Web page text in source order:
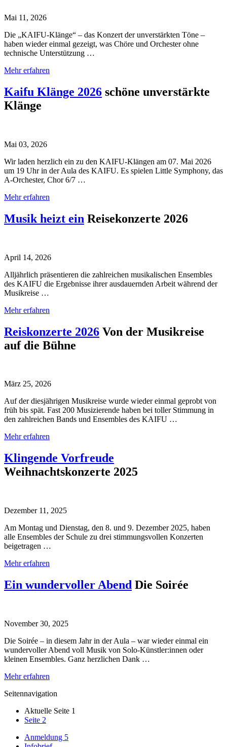
Mai 11, 2026
Die „KAIFU-Klänge“ – das Konzert der unverstärkten Töne –
haben wieder einmal gezeigt, was Chöre und Orchester ohne
technische Unterstützung …
Mehr erfahren
Kaifu Klänge 2026 schöne unverstärkte
Klänge
Mai 03, 2026
Wir laden herzlich ein zu den KAIFU-Klängen am 07. Mai 2026
um 19 Uhr in der Aula des KAIFU. Es spielen Little Symphony, das
A-Orchester, Chor 6/7 …
Mehr erfahren
Musik heizt ein Reisekonzerte 2026
April 14, 2026
Alljährlich präsentieren die zahlreichen musikalischen Ensembles
des KAIFU die Ergebnisse ihrer ausdauernden Arbeit während der
Musikreise …
Mehr erfahren
Reiskonzerte 2026 Von der Musikreise
auf die Bühne
März 25, 2026
Auf der diesjährigen Musikreise wurde wieder einmal geprobt von
früh bis spät. Fast 200 Musizierende haben bei toller Stimmung in
den zahlreichen Bands und Ensembles des KAIFU …
Mehr erfahren
Klingende Vorfreude
Weihnachtskonzerte 2025
Dezember 11, 2025
Am Montag und Dienstag, den 8. und 9. Dezember 2025, haben
alle Ensembles der Schule zu drei stimmungsvollen Konzerten
beigetragen …
Mehr erfahren
Ein wundervoller Abend Die Soirée
November 30, 2025
Die Soirée – in diesem Jahr in der Aula – war wieder einmal ein
wundervoller Abend voll Musik von Solo-Künstler:innen oder
kleinen Ensembles. Ganz herzlichen Dank …
Mehr erfahren
Seitennavigation
Aktuelle Seite 1
Seite 2
Anmeldung 5